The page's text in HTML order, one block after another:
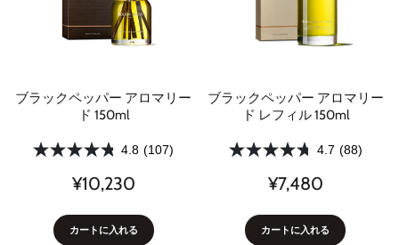
ブラックペッパー アロマリー
ド 150ml
4.8 (107)
¥10,230
カートに入れる
ブラックペッパー アロマリー
ド レフィル 150ml
4.7 (88)
¥7,480
カートに入れる